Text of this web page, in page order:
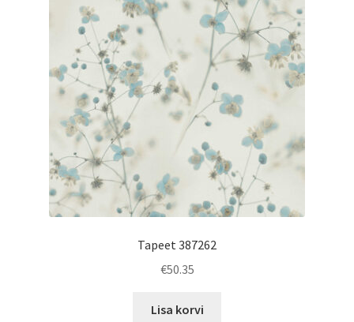
Tapeet 387262
€50.35
Lisa korvi